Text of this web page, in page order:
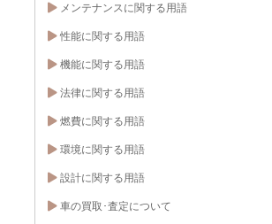
メンテナンスに関する用語
性能に関する用語
機能に関する用語
法律に関する用語
燃費に関する用語
環境に関する用語
設計に関する用語
車の買取･査定について